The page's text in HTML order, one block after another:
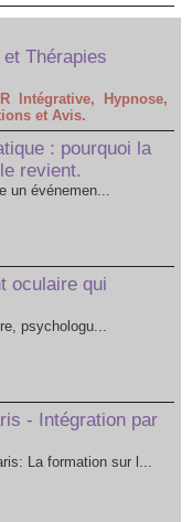
Thérapies
Intégrative, Hypnose,
et Avis.
: pourquoi la
revient.
un événemen...
oculaire qui
psychologu...
- Intégration par
La formation sur l...